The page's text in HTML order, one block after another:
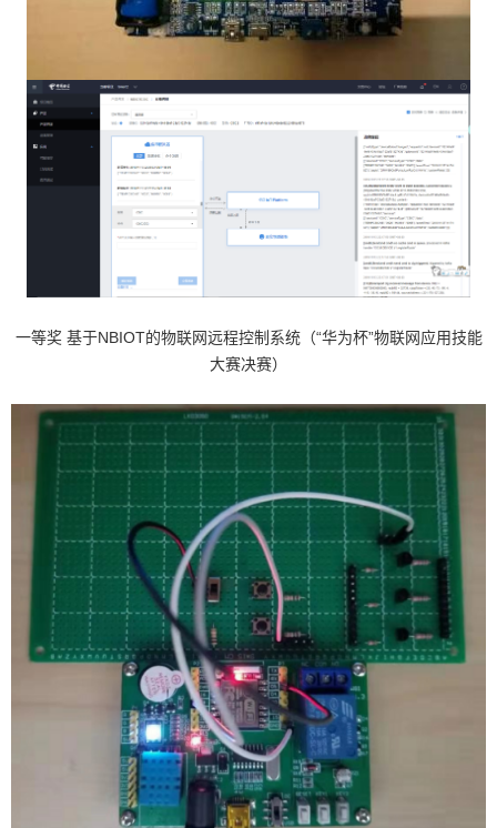
一等奖 基于NBIOT的物联网远程控制系统（“华为杯”物联网应用技能
大赛决赛）